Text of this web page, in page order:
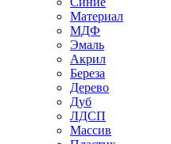
Материал
МДФ
Эмаль
Акрил
Береза
Дерево
Дуб
ЛДСП
Массив